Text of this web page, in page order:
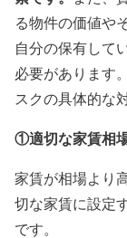
る物件の価値や
自分の保有して
必要があります
スクの具体的な
①適切な家賃相
家賃が相場より
切な家賃に設定
です。